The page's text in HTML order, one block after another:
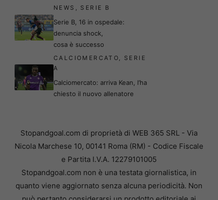
NEWS SERIE B
Serie B, 16 in ospedale:
denuncia shock,
cosa è successo
CALCIOMERCATO
SERIE
A
Calciomercato: arriva Kean, l’ha
chiesto il nuovo allenatore
Stopandgoal.com di proprietà di WEB 365 SRL - Via
Nicola Marchese 10, 00141 Roma (RM) - Codice Fiscale
e Partita I.V.A. 12279101005
Stopandgoal.com non è una testata giornalistica, in
quanto viene aggiornato senza alcuna periodicità. Non